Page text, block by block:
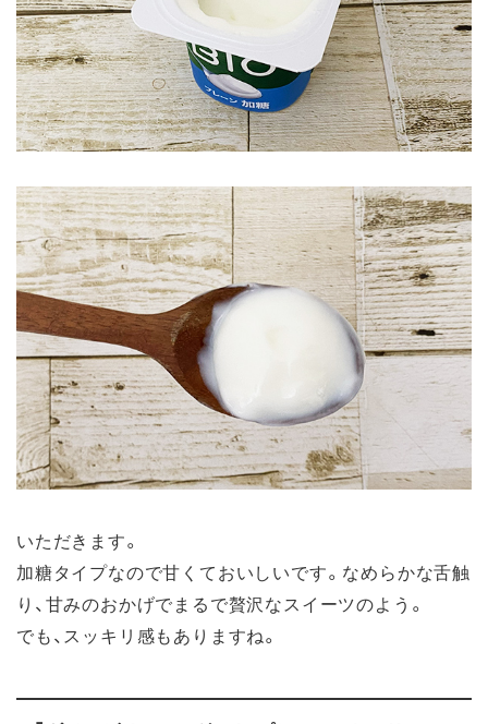
いただきます。
加糖タイプなので甘くておいしいです。なめらかな舌触
り、甘みのおかげでまるで贅沢なスイーツのよう。
でも、スッキリ感もありますね。